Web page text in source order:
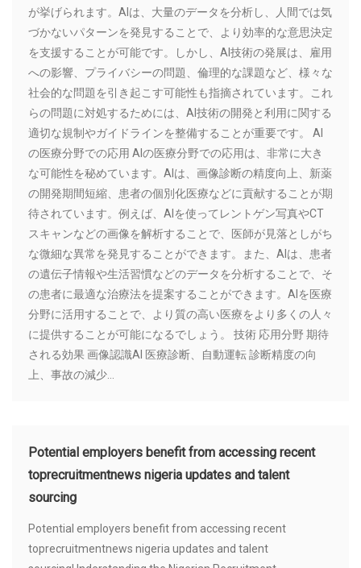
が挙げられます。AIは、大量のデータを分析し、人間では気
づかないパターンを発見することで、より効率的な意思決定
を支援することが可能です。しかし、AI技術の発展は、雇用
への影響、プライバシーの問題、倫理的な課題など、様々な
社会的な問題を引き起こす可能性も指摘されています。これ
らの問題に対処するためには、AI技術の開発と利用に関する
適切な規制やガイドラインを整備することが重要です。 AI
の医療分野での応用 AIの医療分野での応用は、非常に大き
な可能性を秘めています。AIは、画像診断の精度向上、新薬
の開発期間短縮、患者の個別化医療などに貢献することが期
待されています。例えば、AIを使ってレントゲン写真やCT
スキャンなどの画像を解析することで、医師が見落としがち
な微細な異常を発見することができます。また、AIは、患者
の遺伝子情報や生活習慣などのデータを分析することで、そ
の患者に最適な治療法を提案することができます。AIを医療
分野に活用することで、より質の高い医療をより多くの人々
に提供することが可能になるでしょう。 技術 応用分野 期待
される効果 画像認識AI 医療診断、自動運転 診断精度の向
上、事故の減少...
Potential employers benefit from accessing recent
toprecruitmentnews nigeria updates and talent
sourcing
Potential employers benefit from accessing recent
toprecruitmentnews nigeria updates and talent